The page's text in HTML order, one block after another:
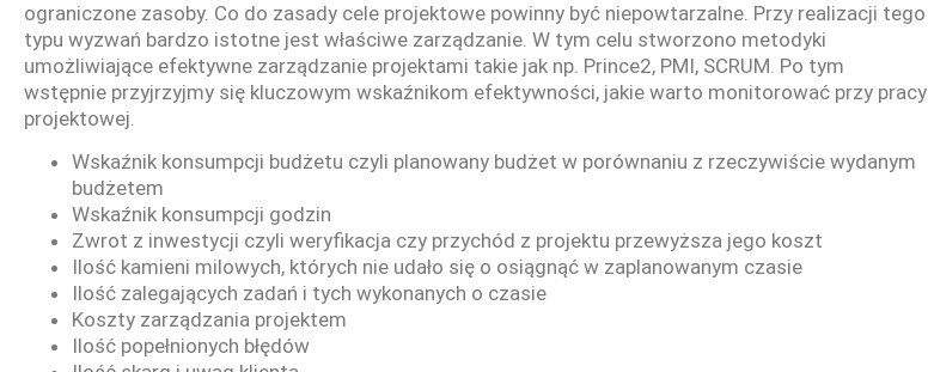
ograniczone zasoby. Co do zasady cele projektowe powinny być niepowtarzalne. Przy realizacji tego
typu wyzwań bardzo istotne jest właściwe zarządzanie. W tym celu stworzono metodyki
umożliwiające efektywne zarządzanie projektami takie jak np. Prince2, PMI, SCRUM. Po tym
wstępnie przyjrzyjmy się kluczowym wskaźnikom efektywności, jakie warto monitorować przy pracy
projektowej.
Wskaźnik konsumpcji budżetu czyli planowany budżet w porównaniu z rzeczywiście wydanym
budżetem
Wskaźnik konsumpcji godzin
Zwrot z inwestycji czyli weryfikacja czy przychód z projektu przewyższa jego koszt
Ilość kamieni milowych, których nie udało się o osiągnąć w zaplanowanym czasie
Ilość zalegających zadań i tych wykonanych o czasie
Koszty zarządzania projektem
Ilość popełnionych błędów